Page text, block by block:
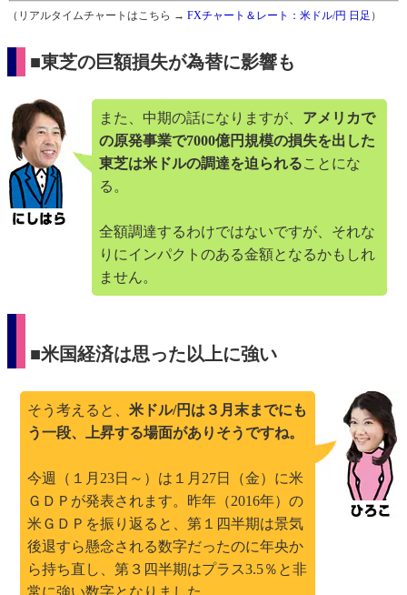
（リアルタイムチャートはこちら → FXチャート＆レート：米ドル/円 日足 ）
■東芝の巨額損失が為替に影響も
また、中期の話になりますが、 アメリカで
の原発事業で7000億円規模の損失を出した
東芝は米ドルの調達を迫られることにな
る。
全額調達するわけではないですが、それな
りにインパクトのある金額となるかもしれ
ません。
■米国経済は思った以上に強い
そう考えると、 米ドル/円は３月末までにも
う一段、上昇する場面がありそうですね。
今週（１月23日～）は１月27日（金）に米
ＧＤＰが発表されます。昨年（2016年）の
米ＧＤＰを振り返ると、第１四半期は景気
後退すら懸念される数字だったのに年央か
ら持ち直し、第３四半期はプラス3.5％と非